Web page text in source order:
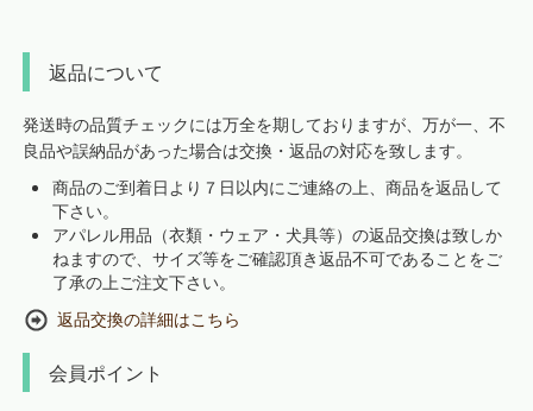
返品について
発送時の品質チェックには万全を期しておりますが、万が一、不
良品や誤納品があった場合は交換・返品の対応を致します。
商品のご到着日より７日以内にご連絡の上、商品を返品して
下さい。
アパレル用品（衣類・ウェア・犬具等）の返品交換は致しか
ねますので、サイズ等をご確認頂き返品不可であることをご
了承の上ご注文下さい。
返品交換の詳細はこちら
会員ポイント